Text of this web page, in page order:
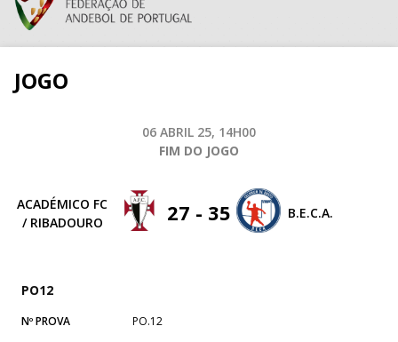
JOGO
06 ABRIL 25, 14H00
FIM DO JOGO
ACADÉMICO FC
/ RIBADOURO
27 - 35 B.E.C.A.
PO12
Nº PROVA
PO.12